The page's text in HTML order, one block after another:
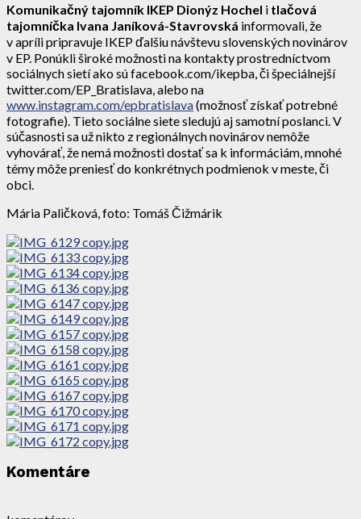
Komunikačný tajomník IKEP Dionýz Hochel i tlačová
tajomníčka Ivana Janíková-Stavrovská informovali, že
v apríli pripravuje IKEP ďalšiu návštevu slovenských novinárov
v EP. Ponúkli široké možnosti na kontakty prostredníctvom
sociálnych sietí ako sú facebook.com/ikepba, či špeciálnejší
twitter.com/EP_Bratislava, alebo na
www.instagram.com/epbratislava(možnosť získať potrebné
fotografie). Tieto sociálne siete sledujú aj samotní poslanci. V
súčasnosti sa už nikto z regionálnych novinárov nemôže
vyhovárať, že nemá možnosti dostať sa k informáciám, mnohé
témy môže preniesť do konkrétnych podmienok v meste, či
obci.
Mária Paličková, foto: Tomáš Čižmárik
Komentáre